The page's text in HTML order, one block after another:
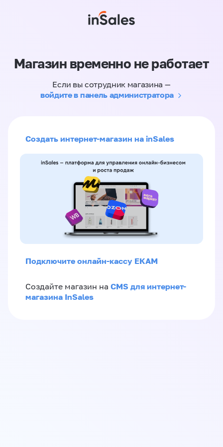
Магазин временно не работает
Если вы сотрудник магазина —
войдите в панель администратора
Создать интернет-магазин на inSales
Подключите онлайн-кассу ЕКАМ
Создайте магазин на CMS для интернет-
магазина InSales